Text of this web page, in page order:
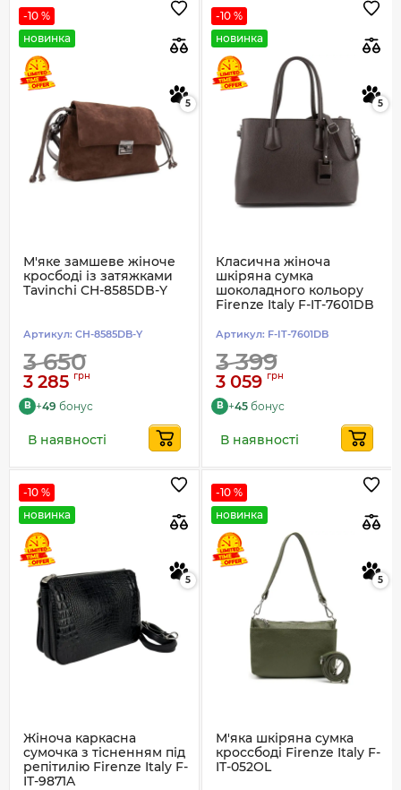
-10 %
новинка
5
М'яке замшеве жіноче
кросбоді із затяжками
Tavinchi CH-8585DB-Y
Артикул: CH-8585DB-Y
3 650
3 285 грн
B +49 бонус
В наявності
-10 %
новинка
5
Класична жіноча
шкіряна сумка
шоколадного кольору
Firenze Italy F-IT-7601DB
Артикул: F-IT-7601DB
3 399
3 059 грн
B +45 бонус
В наявності
-10 %
новинка
5
Жіноча каркасна
сумочка з тісненням під
репітилію Firenze Italy F-
IT-9871A
-10 %
новинка
5
М'яка шкіряна сумка
кроссбоді Firenze Italy F-
IT-052OL